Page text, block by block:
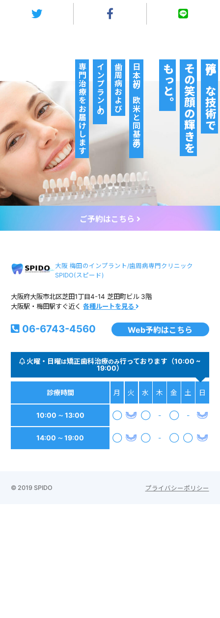
確かな技術で
その笑顔の輝きを
もっと。
日本初の欧米と同基準の
歯周病および
インプラントの
専門治療をお届けします
ご予約はこちら
大阪 梅田のインプラント/歯周病専門クリニック
SPIDO(スピード)
大阪府大阪市北区芝田1丁目4-14 芝田町ビル 3階
大阪駅・梅田駅すぐ近く各種ルートを見る
06-6743-4560 Web予約はこちら
火曜・日曜は矯正歯科治療のみ行っております（10:00 ~
19:00）
診療時間
10:00 ∼ 13:00
14:00 ∼ 19:00
月 火 水 木 金 土 日
◯ ◯ - ◯ -
◯ ◯ - ◯ ◯
© 2019 SPIDO プライバシーポリシー